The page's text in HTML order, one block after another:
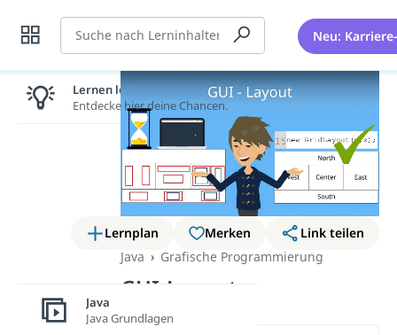
Suche Neu:
Lernplan Merken
Link teilen
Java
Grafische Programmierung
GUI-Layout
Lernen lohnt sich!
Entdecke hier deine Chancen.
Java
Java Grundlagen